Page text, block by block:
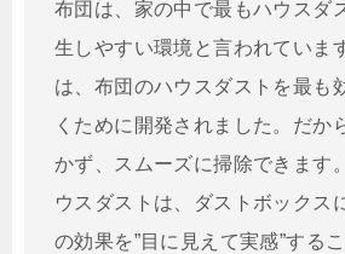
布団は、家の中で最もハウスダ
生しやすい環境と言われていま
は、布団のハウスダストを最も
くために開発されました。だか
かず、スムーズに掃除できます
ウスダストは、ダストボックス
の効果を”目に見えて実感”する